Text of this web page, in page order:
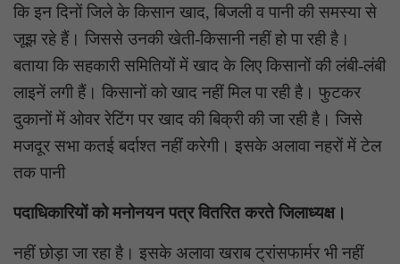
कि इन दिनों जिले के किसान खाद, बिजली व पानी की समस्या से
जूझ रहे हैं। जिससे उनकी खेती-किसानी नहीं हो पा रही है।
बताया कि सहकारी समितियों में खाद के लिए किसानों की लंबी-लंबी
लाइनें लगी हैं। किसानों को खाद नहीं मिल पा रही है। फुटकर
दुकानों में ओवर रेटिंग पर खाद की बिक्री की जा रही है। जिसे
मजदूर सभा कतई बर्दाश्त नहीं करेगी। इसके अलावा नहरों में टेल
तक पानी
पदाधिकारियों को मनोनयन पत्र वितरित करते जिलाध्यक्ष।
नहीं छोड़ा जा रहा है। इसके अलावा खराब ट्रांसफार्मर भी नहीं